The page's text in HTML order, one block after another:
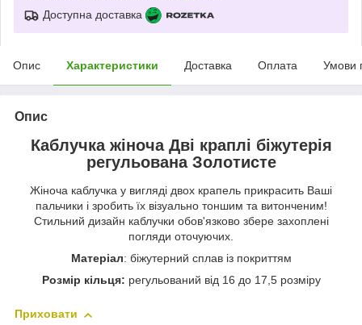
Доступна доставка
Опис Характеристики Доставка Оплата Умови
Опис
Каблучка жіноча Дві краплі біжутерія
регульована Золотисте
Жіноча каблучка у вигляді двох крапель прикрасить Ваші
пальчики і зробить їх візуально тоншим та витонченим!
Стильний дизайн каблучки обов'язково збере захоплені
погляди оточуючих.
Матеріал: біжутерний сплав із покриттям
Розмір кільця: регульований від 16 до 17,5 розміру
Приховати